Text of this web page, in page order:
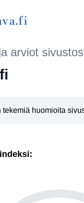
arviot
tekemiä huomioita